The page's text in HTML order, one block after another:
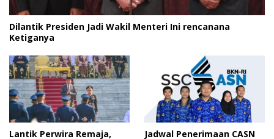
Dilantik Presiden Jadi Wakil Menteri Ini rencanana
Ketiganya
Lantik Perwira Remaja,
Jadwal Penerimaan CASN